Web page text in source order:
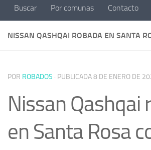
Buscar Por comunas Contacto
NISSAN QASHQAI ROBADA EN SANTA
POR ROBADOS · PUBLICADA8 DE ENERO DE
Nissan Qashqai
en Santa Rosa